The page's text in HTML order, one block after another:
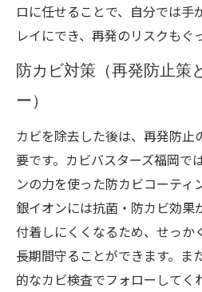
ロに任せることで、自分では手
レイにでき、再発のリスクもぐ
防カビ対策（再発防止策
ー）
カビを除去した後は、再発防
要です。カビバスターズ福岡で
ンの力を使った防カビコーティ
銀イオンには抗菌・防カビ効果
付着しにくくなるため、せっか
長期間守ることができます。ま
的なカビ検査でフォローしてく